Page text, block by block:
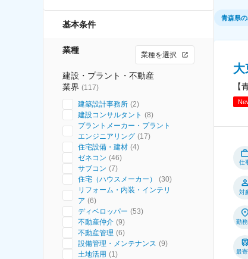
基本条件
業種 業種を選択
建設・プラント・不動産
業界 (117)
建築設計事務所 (2)
建設コンサルタント (8)
プラントメーカー・プラント
エンジニアリング (17)
住宅設備・建材 (4)
ゼネコン (46)
サブコン (7)
住宅（ハウスメーカー）
(30)
リフォーム・内装・インテリ
ア (6)
ディベロッパー (53)
不動産仲介 (9)
不動産管理 (6)
設備管理・メンテナンス (9)
土地活用 (1)
青森県
大
【
仕
対
勤
最